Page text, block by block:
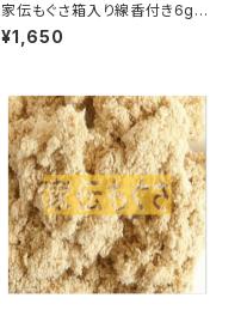
家伝もぐさ箱入り線香付き6g入
り <ゆうパケット便利用可>
¥1,650